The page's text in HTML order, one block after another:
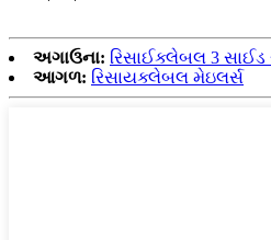
અગાઉના: રિસાઈક્લેબલ 3 સાઈડ
આગળ: રિસાયક્લેબલ મેઇલર્સ